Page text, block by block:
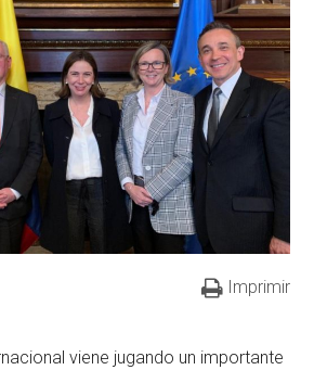
Imprimir
viene jugando un importante